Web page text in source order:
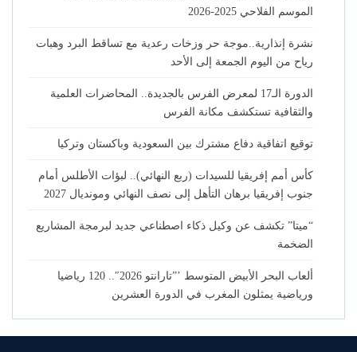
الموسم الفلاحي 2025-2026
نشرة إنذارية..موجة حر وزخات رعدية مع تساقط البرد وهبات
رياح من اليوم الجمعة إلى الأحد
الدورة الـ17 لمعرض الفرس بالجديدة.. المحاضرات العلمية
والثقافية تستكشف مكانة الفرس
توقيع اتفاقية دفاع مشترك بين السعودية وباكستان وتركيا
كأس أمم إفريقيا للسيدات (ربع النهائي).. لبؤات الأطلس أمام
جنوب إفريقيا برهان التأهل إلى نصف النهائي ومونديال 2027
“ميتا” تكشف عن وكيل ذكاء اصطناعي جديد لبرمجة المشاريع
الضخمة
ألعاب البحر الأبيض المتوسط ’”تارانتو 2026″.. 120 رياضيا
ورياضية يمثلون المغرب في الدورة العشرين